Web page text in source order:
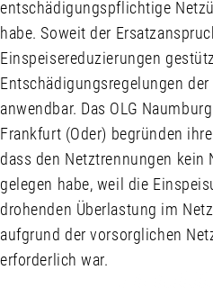
entschädigungspflichtige
habe. Soweit der
Einspeisereduzierungen
Entschädigungsregelungen
anwendbar. Das OLG
Frankfurt (Oder) begründen
dass den Netztrennungen kein
gelegen habe, weil die
drohenden Überlastung im
aufgrund der vorsorglichen
erforderlich war.